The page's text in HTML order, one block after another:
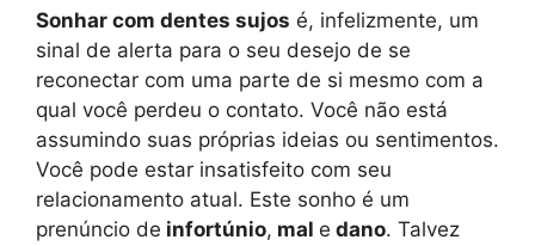
Sonhar com dentes sujos é, infelizmente, um
sinal de alerta para o seu desejo de se
reconectar com uma parte de si mesmo com a
qual você perdeu o contato. Você não está
assumindo suas próprias ideias ou sentimentos.
Você pode estar insatisfeito com seu
relacionamento atual. Este sonho é um
prenúncio de infortúnio, mal e dano. Talvez